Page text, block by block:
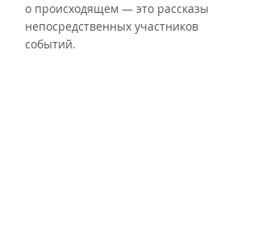
о происходящем — это рассказы
непосредственных участников
событий.